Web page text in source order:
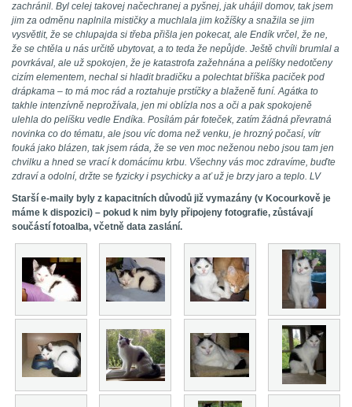
zachránil. Byl celej takovej načechranej a pyšnej, jak uhájil domov, tak jsem
jim za odměnu naplnila mističky a muchlala jim kožíšky a snažila se jim
vysvětlit, že se chlupajda si třeba přišla jen pokecat, ale Endík vrčel, že ne,
že se chtěla u nás určitě ubytovat, a to teda že nepůjde. Ještě chvíli brumlal a
povrkával, ale už spokojen, že je katastrofa zažehnána a pelíšky nedotčeny
cizím elementem, nechal si hladit bradičku a polechtat bříška paciček pod
drápkama – to má moc rád a roztahuje prstíčky a blaženě funí. Agátka to
takhle intenzívně neprožívala, jen mi oblízla nos a oči a pak spokojeně
ulehla do pelíšku vedle Endíka. Posílám pár foteček, zatím žádná převratná
novinka co do tématu, ale jsou víc doma než venku, je hrozný počasí, vítr
fouká jako blázen, tak jsem ráda, že se ven moc neženou nebo jsou tam jen
chvilku a hned se vrací k domácímu krbu. Všechny vás moc zdravíme, buďte
zdraví a odolní, držte se fyzicky i psychicky a ať už je brzy jaro a teplo. LV
Starší e-maily byly z kapacitních důvodů již vymazány (v Kocourkově je
máme k dispozici) – pokud k nim byly připojeny fotografie, zůstávají
součástí fotoalba, včetně data zaslání.